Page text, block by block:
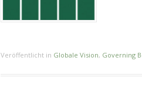
Veröffentlicht in Globale Vision, Governing